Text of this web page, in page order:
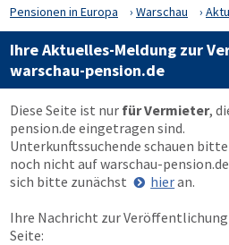
Pensionen in Europa Warschau
Ihre Aktuelles-Meldung zur
warschau-pension.de
Diese Seite ist nur für Vermieter,
pension.de eingetragen sind.
Unterkunftssuchende schauen bitte
noch nicht aufwarschau-pension.de
sich bitte zunächst
hieran.
Ihre Nachricht zur
Seite: